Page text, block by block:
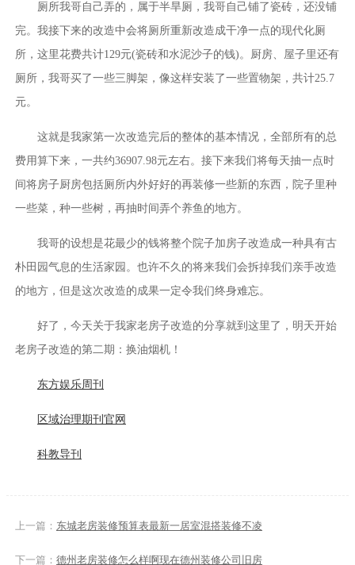
厕所我哥自己弄的，属于半旱厕，我哥自己铺了瓷砖，还没铺
完。我接下来的改造中会将厕所重新改造成干净一点的现代化厕
所，这里花费共计129元(瓷砖和水泥沙子的钱)。厨房、屋子里还有
厕所，我哥买了一些三脚架，像这样安装了一些置物架，共计25.7
元。
这就是我家第一次改造完后的整体的基本情况，全部所有的总
费用算下来，一共约36907.98元左右。接下来我们将每天抽一点时
间将房子厨房包括厕所内外好好的再装修一些新的东西，院子里种
一些菜，种一些树，再抽时间弄个养鱼的地方。
我哥的设想是花最少的钱将整个院子加房子改造成一种具有古
朴田园气息的生活家园。也许不久的将来我们会拆掉我们亲手改造
的地方，但是这次改造的成果一定令我们终身难忘。
好了，今天关于我家老房子改造的分享就到这里了，明天开始
老房子改造的第二期：换油烟机！
东方娱乐周刊
区域治理期刊官网
科教导刊
上一篇： 东城老房装修预算表最新一居室混搭装修不凌
下一篇： 德州老房装修怎么样啊现在德州装修公司旧房